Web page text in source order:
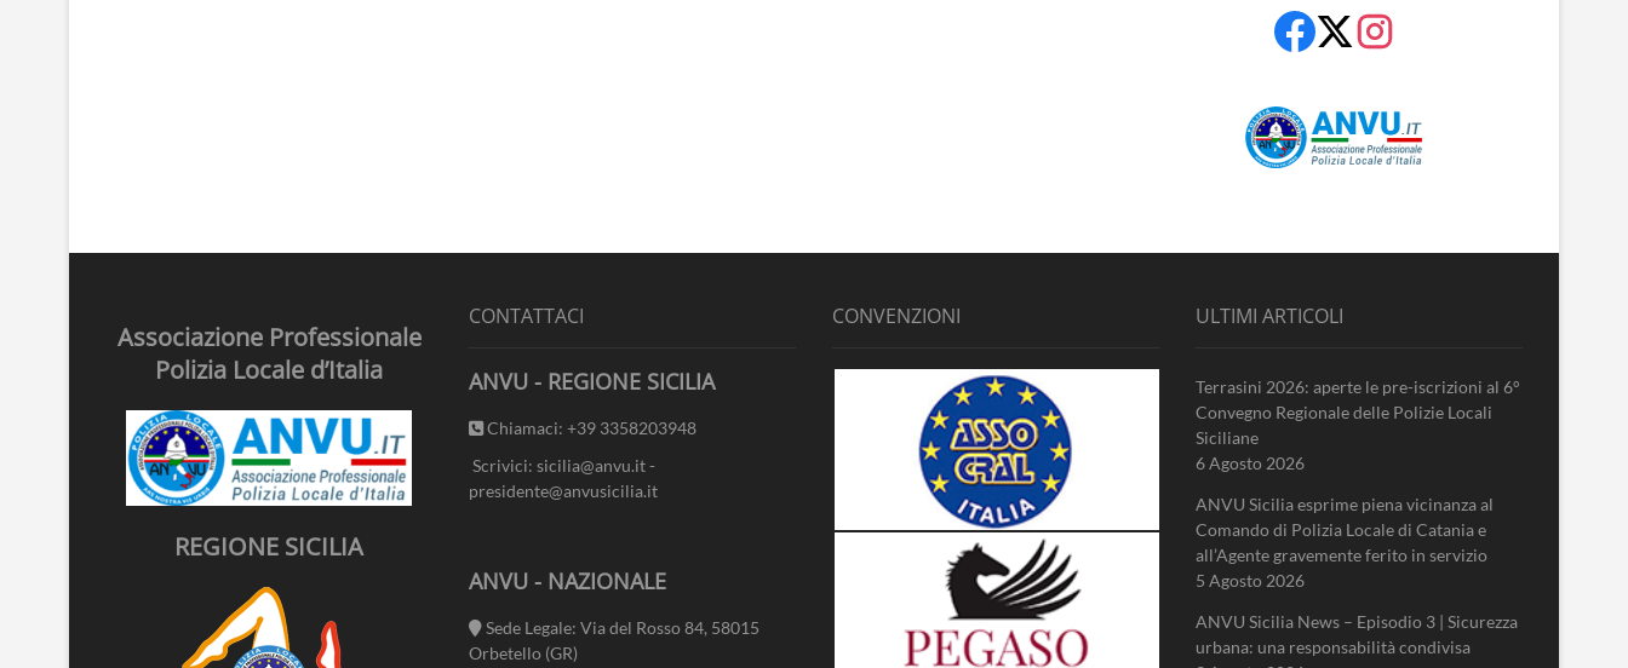
Associazione Professionale
Polizia Locale d’Italia
REGIONE SICILIA
CONTATTACI
ANVU - REGIONE SICILIA
Chiamaci: +39 3358203948
Scrivici: sicilia@anvu.it -
presidente@anvusicilia.it
ANVU - NAZIONALE
Sede Legale: Via del Rosso 84, 58015
Orbetello (GR)
CONVENZIONI ULTIMI ARTICOLI
Terrasini 2026: aperte le pre-iscrizioni al 6°
Convegno Regionale delle Polizie Locali
Siciliane
6 Agosto 2026
ANVU Sicilia esprime piena vicinanza al
Comando di Polizia Locale di Catania e
all’Agente gravemente ferito in servizio
5 Agosto 2026
ANVU Sicilia News – Episodio 3 | Sicurezza
urbana: una responsabilità condivisa